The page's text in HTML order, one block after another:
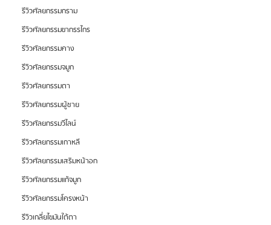
รีวิวศัลยกรรมกราม
รีวิวศัลยกรรมขากรรไกร
รีวิวศัลยกรรมคาง
รีวิวศัลยกรรมจมูก
รีวิวศัลยกรรมตา
รีวิวศัลยกรรมผู้ชาย
รีวิวศัลยกรรมวีไลน์
รีวิวศัลยกรรมเกาหลี
รีวิวศัลยกรรมเสริมหน้าอก
รีวิวศัลยกรรมแก้จมูก
รีวิวศัลยกรรมโครงหน้า
รีวิวเกลี่ยไขมันใต้ตา